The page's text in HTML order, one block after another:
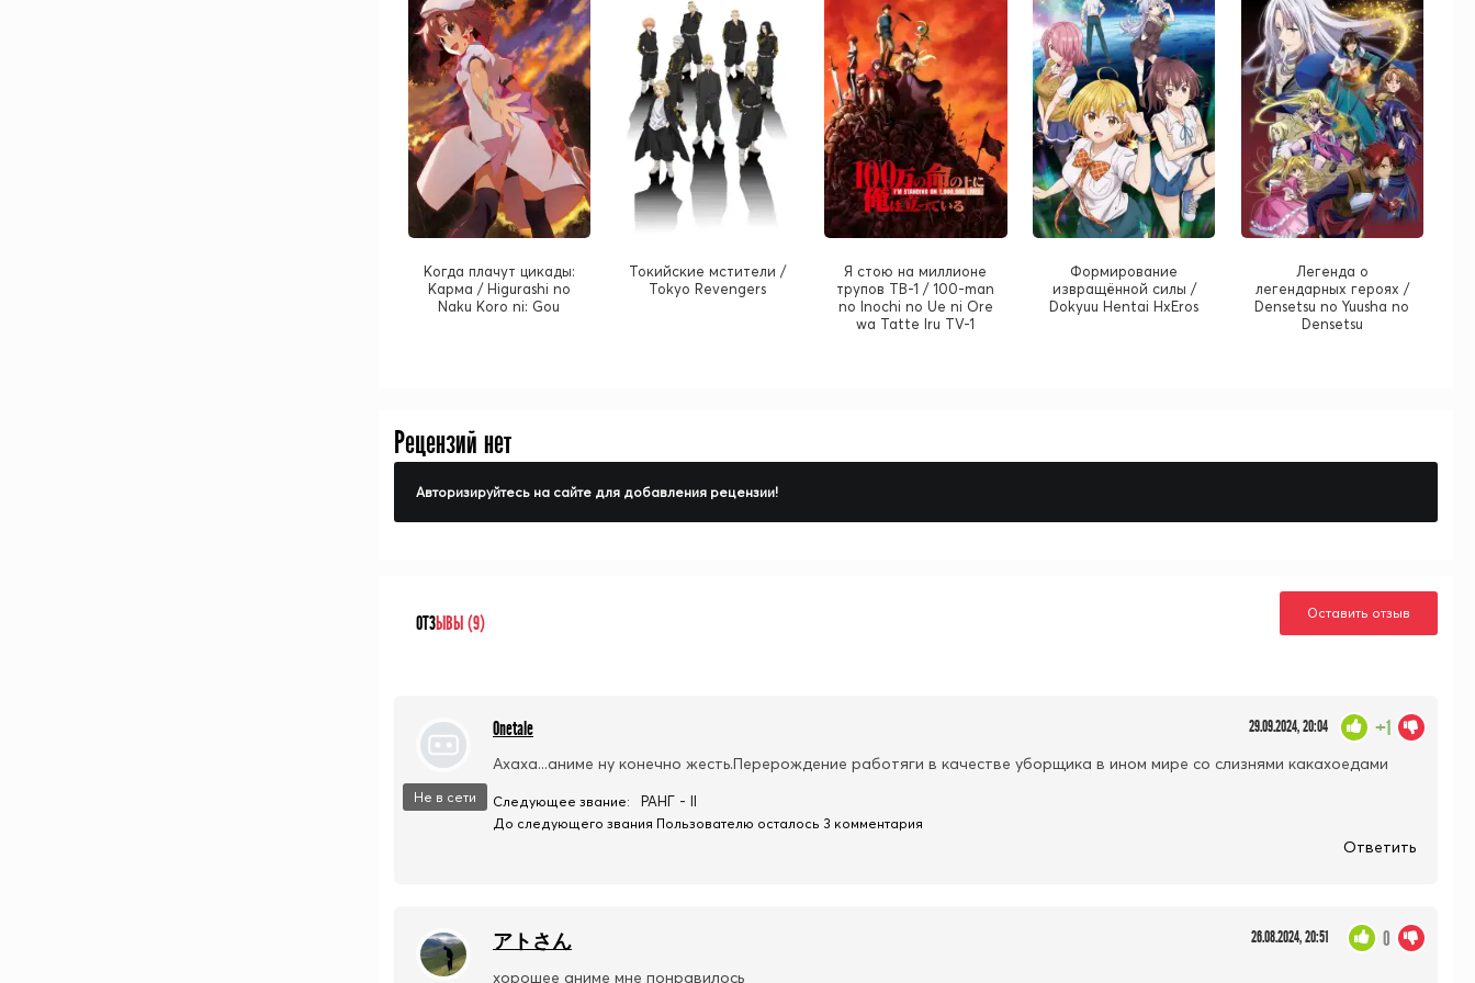
Когда плачут цикады:
Карма / Higurashi no
Naku Koro ni: Gou
Токийские мстители /
Tokyo Revengers
Я стою на миллионе
трупов ТВ-1 / 100-man
no Inochi no Ue ni Ore
wa Tatte Iru TV-1
Формирование
извращённой силы /
Dokyuu Hentai HxEros
Легенда о
легендарных героях /
Densetsu no Yuusha no
Densetsu
Рецензий нет
Авторизируйтесь на сайте для добавления рецензии!
ОТЗЫВЫ (9) Оставить отзыв
Не в сети
Onetale 29.09.2024, 20:04
Ахаха...аниме ну конечно жесть.Перерождение работяги в качестве уборщика в ином мире со слизнями какахоедами
+1
Следующее звание: РАНГ - II
До следующего звания Пользователю осталось 3 комментария
Ответить
アトさん 26.08.2024, 20:51
хорошее аниме мне понравилось
0